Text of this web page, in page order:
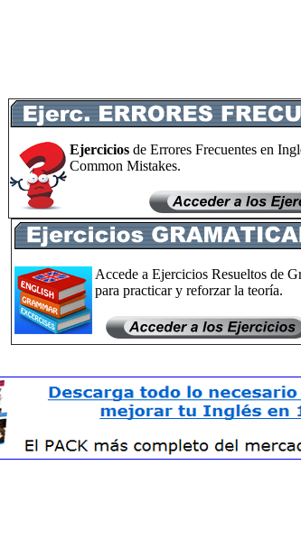
Ejercicios de Errores Frecuentes en
Common Mistakes.
Accede a Ejercicios Resueltos de
para practicar y reforzar la teoría.